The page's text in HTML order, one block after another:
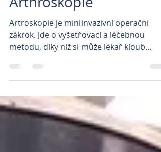
Artroskopie |
Arthroskopie
Artroskopie je miniinvazivní operační
zákrok. Jde o vyšetřovací a léčebnou